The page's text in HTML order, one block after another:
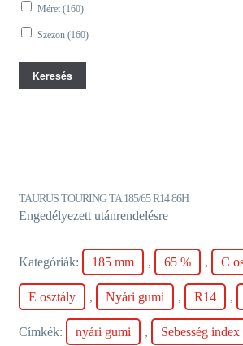
TAURUS TOURING TA 185/65 R14 86H
Engedélyezett utánrendelésre
Kategóriák: 185 mm , 65 % , C
E osztály , Nyári gumi , R14 ,
Címkék: nyári gumi , Sebesség
Méret (160)
Szezon (160)
Keresés